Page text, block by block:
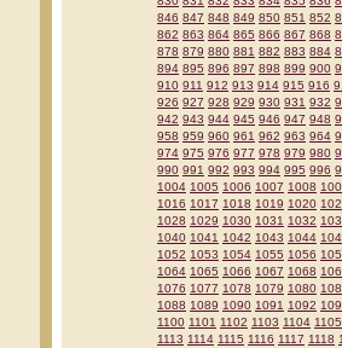
846 847 848 849 850 851 852
862 863 864 865 866 867 868
878 879 880 881 882 883 884
894 895 896 897 898 899 900
910 911 912 913 914 915 916
926 927 928 929 930 931 932
942 943 944 945 946 947 948
958 959 960 961 962 963 964
974 975 976 977 978 979 980
990 991 992 993 994 995 996
1004 1005 1006 1007 1008
1016 1017 1018 1019 1020
1028 1029 1030 1031 1032
1040 1041 1042 1043 1044
1052 1053 1054 1055 1056
1064 1065 1066 1067 1068
1076 1077 1078 1079 1080
1088 1089 1090 1091 1092
1100 1101 1102 1103 1104 1105
1113 1114 1115 1116 1117 1118